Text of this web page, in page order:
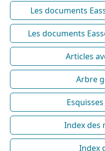
Les documents
Les documents
Articles
Arbre
Index des
Index